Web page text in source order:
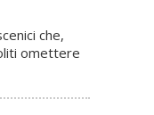
che,
omettere